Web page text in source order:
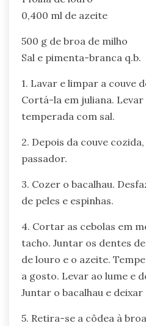
0,400 ml de azeite
500 g de broa de milho
Sal e pimenta-branca q.b.
1. Lavar e limpar a couve
Cortá-la em juliana.
temperada com sal.
2. Depois da couve
passador.
3. Cozer o bacalhau.
de peles e espinhas.
4. Cortar as cebolas em
tacho. Juntar os dentes
de louro e o azeite.
a gosto. Levar ao lume e
Juntar o bacalhau e
5. Retira-se a côdea à